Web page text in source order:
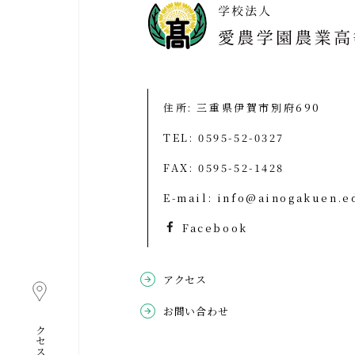
アクセス
住所: 三重県伊賀市別府690
TEL: 0595-52-0327
FAX: 0595-52-1428
E-mail:
Facebook
アクセス
お問い合わせ